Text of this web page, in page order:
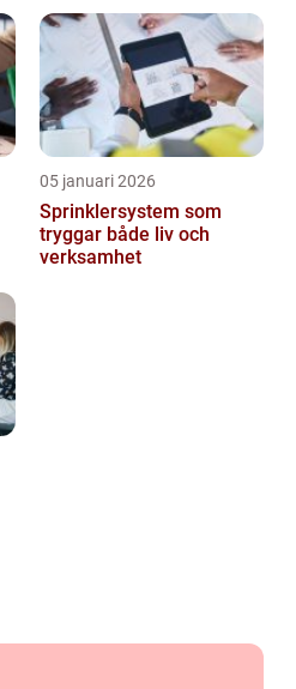
05 januari 2026
Sprinklersystem som
tryggar både liv och
verksamhet